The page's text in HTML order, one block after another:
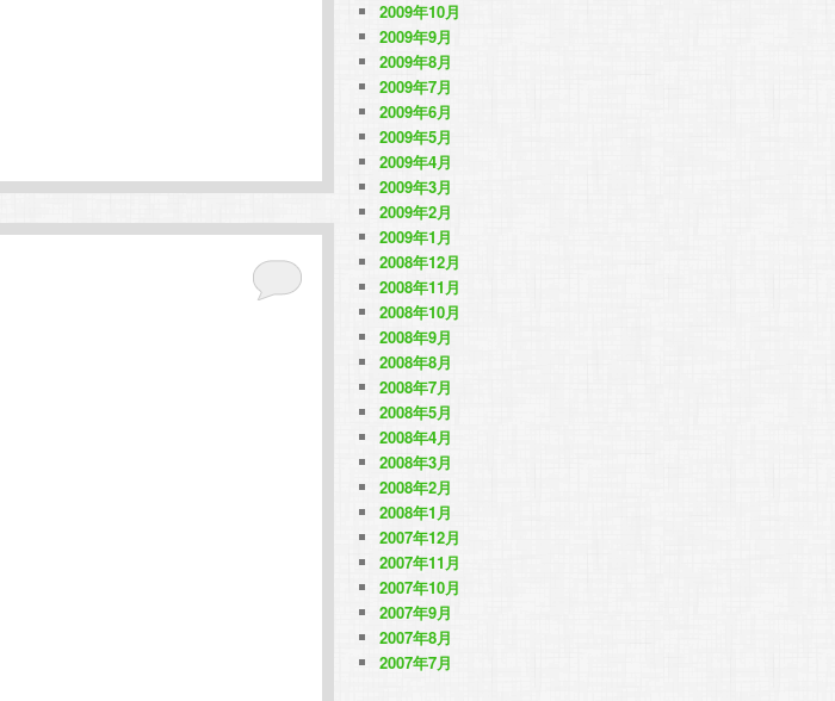
2009年10月
2009年9月
2009年8月
2009年7月
2009年6月
2009年5月
2009年4月
2009年3月
2009年2月
2009年1月
2008年12月
2008年11月
2008年10月
2008年9月
2008年8月
2008年7月
2008年5月
2008年4月
2008年3月
2008年2月
2008年1月
2007年12月
2007年11月
2007年10月
2007年9月
2007年8月
2007年7月